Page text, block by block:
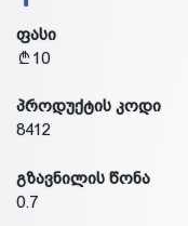
ფასი
10
პროდუქტის კოდი
8412
გზავნილის წონა
0.7